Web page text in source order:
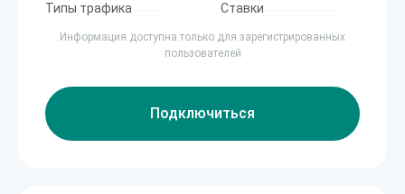
Типы трафика Ставки
Информация доступна только для зарегистрированных
пользователей
Подключиться